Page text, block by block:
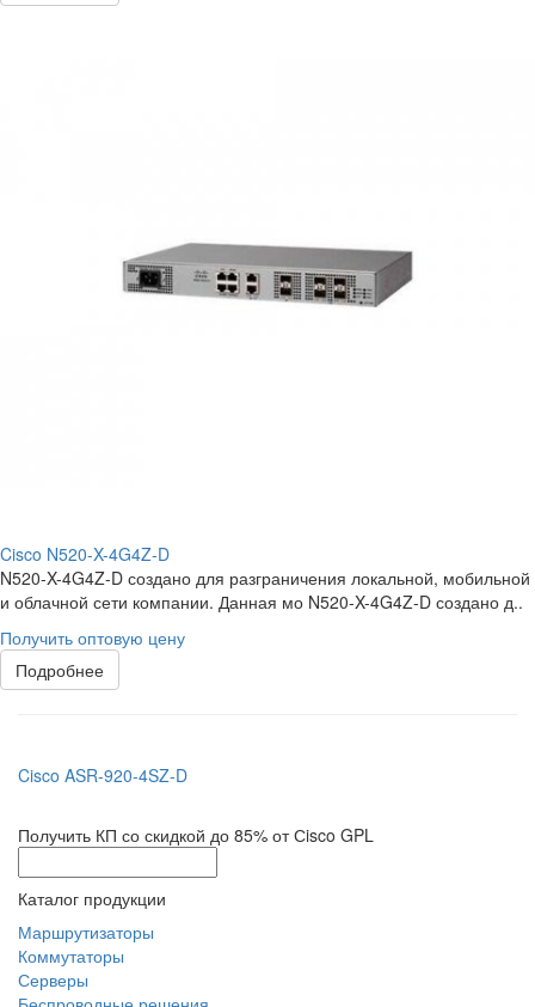
Cisco N520-X-4G4Z-D
N520-X-4G4Z-D создано для разграничения локальной, мобильной
и облачной сети компании. Данная мо N520-X-4G4Z-D создано д..
Получить оптовую цену
Подробнее
Cisco ASR-920-4SZ-D
Получить КП со скидкой до 85% от Сisco GPL
Каталог продукции
Маршрутизаторы
Коммутаторы
Серверы